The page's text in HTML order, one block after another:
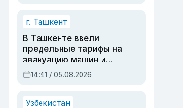
г. Ташкент
В Ташкенте ввели
предельные тарифы на
эвакуацию машин и
штрафстоянки
14:41 / 05.08.2026
Узбекистан